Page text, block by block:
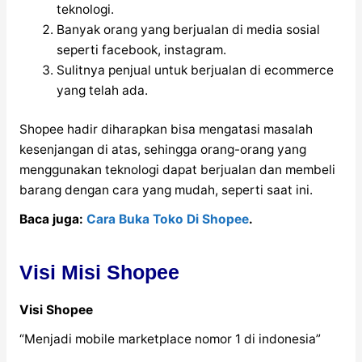
teknologi.
Banyak orang yang berjualan di media sosial
seperti facebook, instagram.
Sulitnya penjual untuk berjualan di ecommerce
yang telah ada.
Shopee hadir diharapkan bisa mengatasi masalah
kesenjangan di atas, sehingga orang-orang yang
menggunakan teknologi dapat berjualan dan membeli
barang dengan cara yang mudah, seperti saat ini.
Baca juga: Cara Buka Toko Di Shopee.
Visi Misi Shopee
Visi Shopee
“Menjadi mobile marketplace nomor 1 di indonesia”